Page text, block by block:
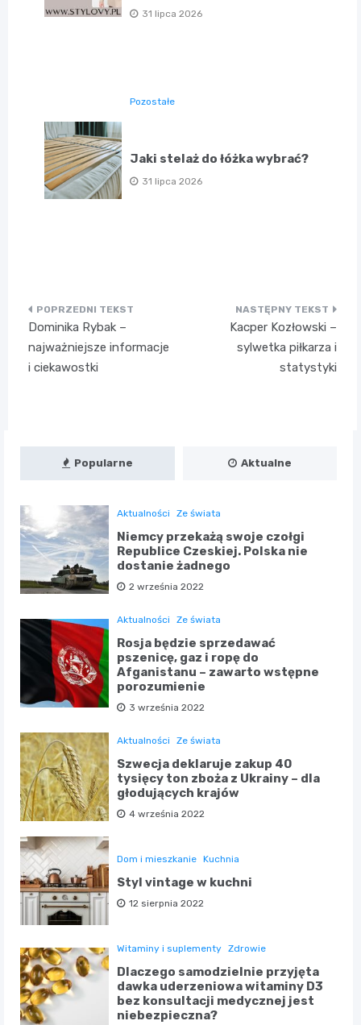
31 lipca 2026
Pozostałe
Jaki stelaż do łóżka wybrać?
31 lipca 2026
Nawigacja
wpisu
Dominika Rybak –
najważniejsze informacje
i ciekawostki
Kacper Kozłowski –
sylwetka piłkarza i
statystyki
Popularne Aktualne
Aktualności Ze świata
Niemcy przekażą swoje czołgi
Republice Czeskiej. Polska nie
dostanie żadnego
2 września 2022
Aktualności Ze świata
Rosja będzie sprzedawać
pszenicę, gaz i ropę do
Afganistanu – zawarto wstępne
porozumienie
3 września 2022
Aktualności Ze świata
Szwecja deklaruje zakup 40
tysięcy ton zboża z Ukrainy – dla
głodujących krajów
4 września 2022
Dom i mieszkanie Kuchnia
Styl vintage w kuchni
12 sierpnia 2022
Witaminy i suplementy Zdrowie
Dlaczego samodzielnie przyjęta
dawka uderzeniowa witaminy D3
bez konsultacji medycznej jest
niebezpieczna?